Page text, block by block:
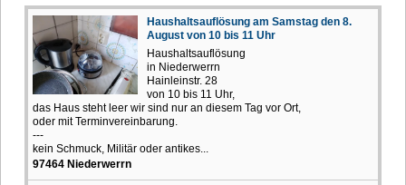
Haushaltsauflösung am Samstag den 8.
August von 10 bis 11 Uhr
Haushaltsauflösung
in Niederwerrn
Hainleinstr. 28
von 10 bis 11 Uhr,
das Haus steht leer wir sind nur an diesem Tag vor Ort,
oder mit Terminvereinbarung.
---
kein Schmuck, Militär oder antikes...
97464 Niederwerrn